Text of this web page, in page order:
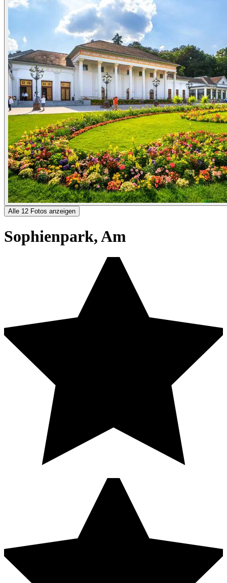
Alle 12 Fotos anzeigen
Sophienpark, Am